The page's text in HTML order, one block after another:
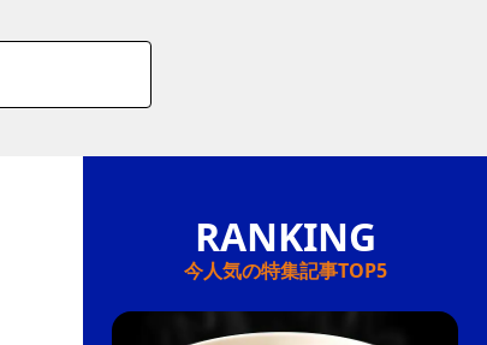
今人気の特集記事TOP5